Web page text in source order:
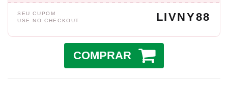
SEU CUPOM
USE NO CHECKOUT
LIVNY88
COMPRAR